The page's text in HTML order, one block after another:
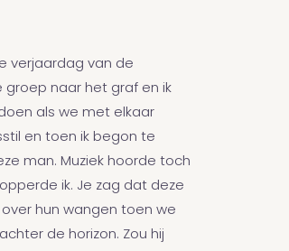
verjaardag van de
groep naar het graf en ik
als we met elkaar
en toen ik begon te
man. Muziek hoorde toch
ik. Je zag dat deze
hun wangen toen we
de horizon. Zou hij